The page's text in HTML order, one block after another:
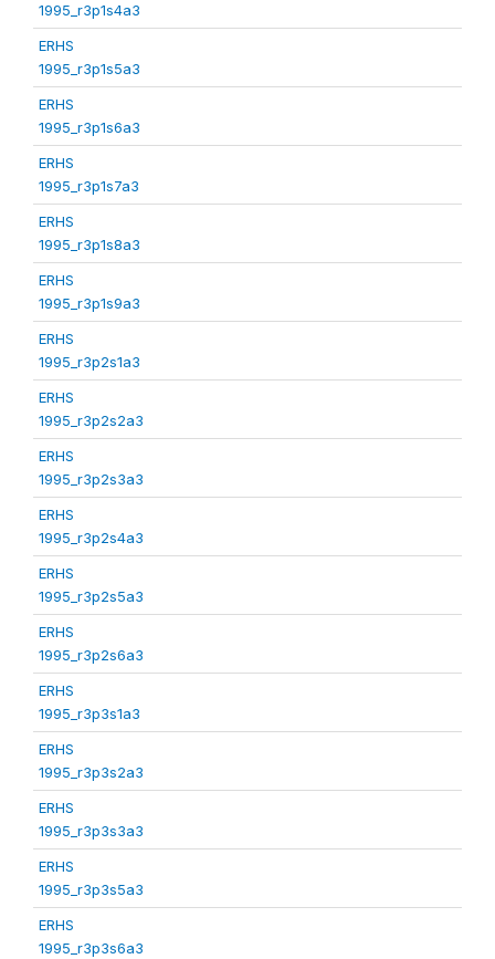
1995_r3p1s4a3
ERHS
1995_r3p1s5a3
ERHS
1995_r3p1s6a3
ERHS
1995_r3p1s7a3
ERHS
1995_r3p1s8a3
ERHS
1995_r3p1s9a3
ERHS
1995_r3p2s1a3
ERHS
1995_r3p2s2a3
ERHS
1995_r3p2s3a3
ERHS
1995_r3p2s4a3
ERHS
1995_r3p2s5a3
ERHS
1995_r3p2s6a3
ERHS
1995_r3p3s1a3
ERHS
1995_r3p3s2a3
ERHS
1995_r3p3s3a3
ERHS
1995_r3p3s5a3
ERHS
1995_r3p3s6a3